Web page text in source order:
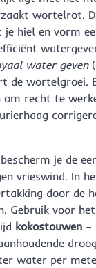
wortelrot.
hiel en vorm
water geven
de wortelgroei.
om recht te
je de
vrieswind. In
door de
Gebruik voor
kokostouwen –
water per